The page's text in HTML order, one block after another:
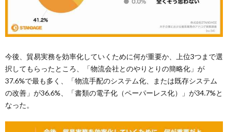
今後、貿易実務を効率化していくために何が重要か、上位3つまで選
択してもらったところ、「物流会社とのやりとりの簡略化」が
37.6%で最も多く、「物流手配のシステム化、または既存システム
の改善」が36.6%、「書類の電子化（ペーパーレス化）」が34.7%と
なった。